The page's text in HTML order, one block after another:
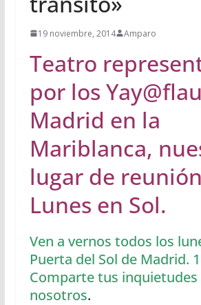
19 noviembre, 2014 Amparo
Teatro
por los
Madrid en la
Mariblanca,
lugar de
Lunes en Sol.
Ven a vernos todos los
Puerta del Sol de Madrid.
Comparte tus inquietudes
nosotros.